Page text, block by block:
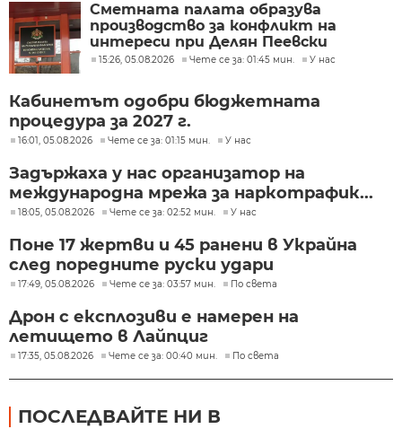
Сметната палата образува
производство за конфликт на
интереси при Делян Пеевски
15:26, 05.08.2026 Чете се за: 01:45 мин. У нас
Кабинетът одобри бюджетната
процедура за 2027 г.
16:01, 05.08.2026 Чете се за: 01:15 мин. У нас
Задържаха у нас организатор на
международна мрежа за наркотрафик...
18:05, 05.08.2026 Чете се за: 02:52 мин. У нас
Поне 17 жертви и 45 ранени в Украйна
след поредните руски удари
17:49, 05.08.2026 Чете се за: 03:57 мин. По света
Дрон с експлозиви е намерен на
летището в Лайпциг
17:35, 05.08.2026 Чете се за: 00:40 мин. По света
ПОСЛЕДВАЙТЕ НИ В